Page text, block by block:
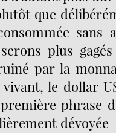
que
sans
plus gagés
par la
le dollar
phrase
dévoyée